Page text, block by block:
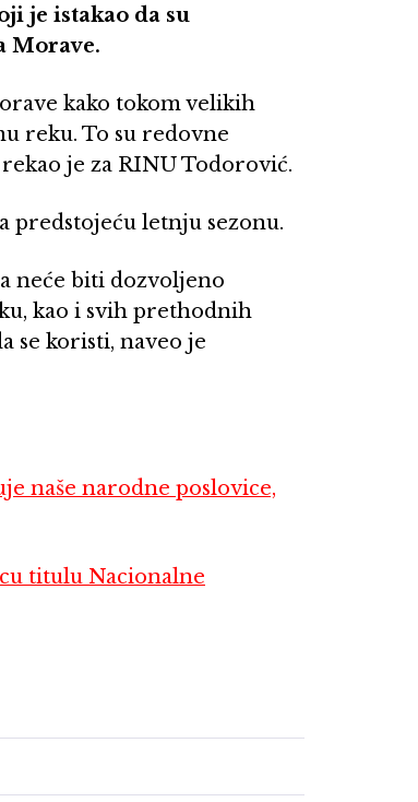
je istakao da su
Morave.
kako tokom velikih
reku. To su redovne
je za RINU Todorović.
predstojeću letnju sezonu.
neće biti dozvoljeno
kao i svih prethodnih
se koristi, naveo je
naše narodne poslovice,
titulu Nacionalne